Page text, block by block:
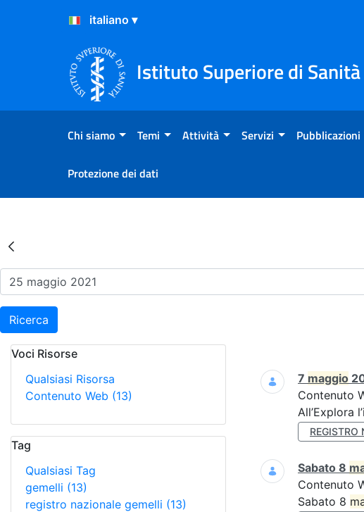
Salta al Contenuto
Salta al Footer
Istituto Superiore di Sanità
Chi siamo Temi Attività Servizi Pubblicazioni
Protezione dei dati
Risultati della Ricerca - Eventi
Ricerca
Voci Risorse
Qualsiasi Risorsa
Contenuto Web (13)
Tag
Qualsiasi Tag
gemelli (13)
registro nazionale gemelli (13)
Ricerca
7 maggio
Contenuto
All’Explora
REGISTRO
Sabato 8
Contenuto
Sabato 8